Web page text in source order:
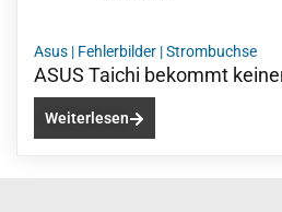
Asus | Fehlerbilder |Strombuchse
ASUS Taichi bekommt
Weiterlesen